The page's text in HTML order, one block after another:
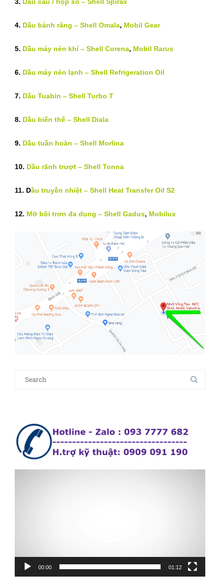
4. Dầu bánh răng – Shell Omala, Mobil Gear
5. Dầu máy nén khí – Shell Corena, Mobil Rarus
6. Dầu máy nén lạnh – Shell Refrigeration Oil
7. Dầu Tuabin – Shell Turbo T
8. Dầu biến thế – Shell Diala
9. Dầu tuần hoàn – Shell Morlina
10. Dầu rãnh trượt – Shell Tonna
11. Dầu truyền nhiệt – Shell Heat Transfer Oil S2
12. Mỡ bôi trơn đa dụng – Shell Gadus, Mobilux
00:00 01:12